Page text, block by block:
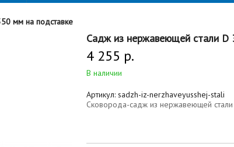
мм на подставке
Садж из нержавеющей стали D
4 255 р.
В наличии
Артикул: sadzh-iz-nerzhaveyusshej-stali
Сковорода-садж из нержавеющей стали